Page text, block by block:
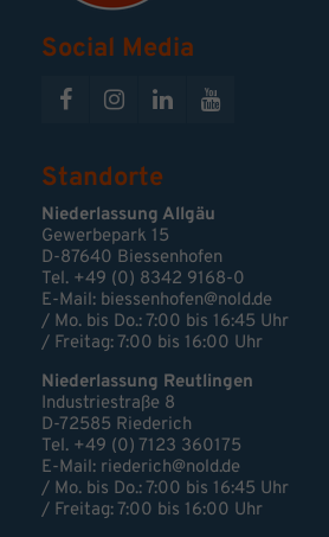
Social Media
Standorte
Niederlassung Allgäu
Gewerbepark 15
D-87640 Biessenhofen
Tel. +49 (0) 8342 9168-0
E-Mail: biessenhofen@nold.de
/ Mo. bis Do.: 7:00 bis 16:45 Uhr
/ Freitag: 7:00 bis 16:00 Uhr
Niederlassung Reutlingen
Industriestraße 8
D-72585 Riederich
Tel. +49 (0) 7123 360175
E-Mail: riederich@nold.de
/ Mo. bis Do.: 7:00 bis 16:45 Uhr
/ Freitag: 7:00 bis 16:00 Uhr